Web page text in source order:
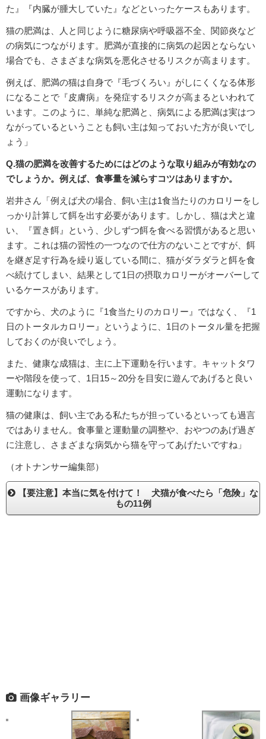
た』『内臓が腫大していた』などといったケースもあります。
猫の肥満は、人と同じように糖尿病や呼吸器不全、関節炎など
の病気につながります。肥満が直接的に病気の起因とならない
場合でも、さまざまな病気を悪化させるリスクが高まります。
例えば、肥満の猫は自身で『毛づくろい』がしにくくなる体形
になることで『皮膚病』を発症するリスクが高まるといわれて
います。このように、単純な肥満と、病気による肥満は実はつ
ながっているということも飼い主は知っておいた方が良いでし
ょう」
Q.猫の肥満を改善するためにはどのような取り組みが有効なの
でしょうか。例えば、食事量を減らすコツはありますか。
岩井さん「例えば犬の場合、飼い主は1食当たりのカロリーをし
っかり計算して餌を出す必要があります。しかし、猫は犬と違
い、『置き餌』という、少しずつ餌を食べる習慣があると思い
ます。これは猫の習性の一つなので仕方のないことですが、餌
を継ぎ足す行為を繰り返している間に、猫がダラダラと餌を食
べ続けてしまい、結果として1日の摂取カロリーがオーバーして
いるケースがあります。
ですから、犬のように『1食当たりのカロリー』ではなく、『1
日のトータルカロリー』というように、1日のトータル量を把握
しておくのが良いでしょう。
また、健康な成猫は、主に上下運動を行います。キャットタワ
ーや階段を使って、1日15～20分を目安に遊んであげると良い
運動になります。
猫の健康は、飼い主である私たちが担っているといっても過言
ではありません。食事量と運動量の調整や、おやつのあげ過ぎ
に注意し、さまざまな病気から猫を守ってあげたいですね」
（オトナンサー編集部）
【要注意】本当に気を付けて！ 犬猫が食べたら「危険」な
もの11例
画像ギャラリー